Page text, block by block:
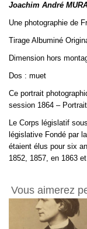
du
LOT
Albumine
6x10cm
Joachim André
Une photographie de
Tirage Albuminé
Dimension hors
Dos : muet
Ce portrait
session 1864 –
Le Corps législatif
législative Fondé par
étaient élus pour six
1852, 1857, en 1863
Vous aimerez